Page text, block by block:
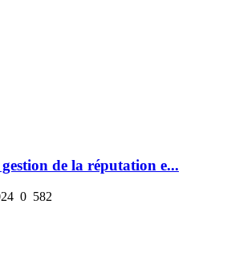
de la réputation e...
0 582